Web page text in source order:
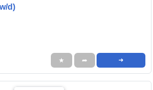
d)
★ ➦ ➜